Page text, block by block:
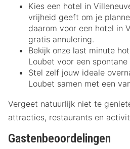
Kies een hotel in
vrijheid geeft om je
daarom voor een hotel in
gratis annulering.
Bekijk onze last minute
Loubet voor een spontane
Stel zelf jouw ideale
Loubet samen met een
Vergeet natuurlijk niet te
attracties, restaurants en
Gastenbeoordelingen